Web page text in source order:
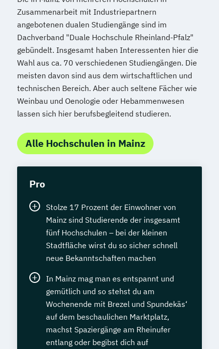
Zusammenarbeit mit Industriepartnern
angebotenen dualen Studiengänge sind im
Dachverband "Duale Hochschule Rheinland-Pfalz"
gebündelt. Insgesamt haben Interessenten hier die
Wahl aus ca. 70 verschiedenen Studiengängen. Die
meisten davon sind aus dem wirtschaftlichen und
technischen Bereich. Aber auch seltene Fächer wie
Weinbau und Oenologie oder Hebammenwesen
lassen sich hier berufsbegleitend studieren.
Alle Hochschulen in Mainz
Pro
Stolze 17 Prozent der Einwohner von
Mainz sind Studierende der insgesamt
fünf Hochschulen – bei der kleinen
Stadtfläche wirst du so sicher schnell
neue Bekanntschaften machen
In Mainz mag man es entspannt und
gemütlich und so stehst du am
Wochenende mit Brezel und Spundekäs‘
auf dem beschaulichen Marktplatz,
machst Spaziergänge am Rheinufer
entlang oder begibst dich auf